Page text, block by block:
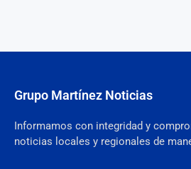
Grupo Martínez Noticias
Informamos con integridad y
noticias locales y regionales de